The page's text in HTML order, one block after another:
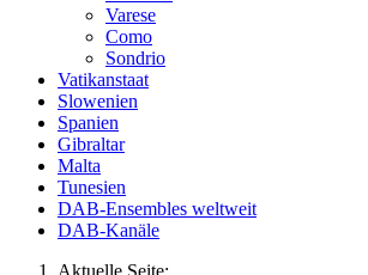
Varese
Como
Sondrio
Vatikanstaat
Slowenien
Spanien
Gibraltar
Malta
Tunesien
DAB-Ensembles weltweit
DAB-Kanäle